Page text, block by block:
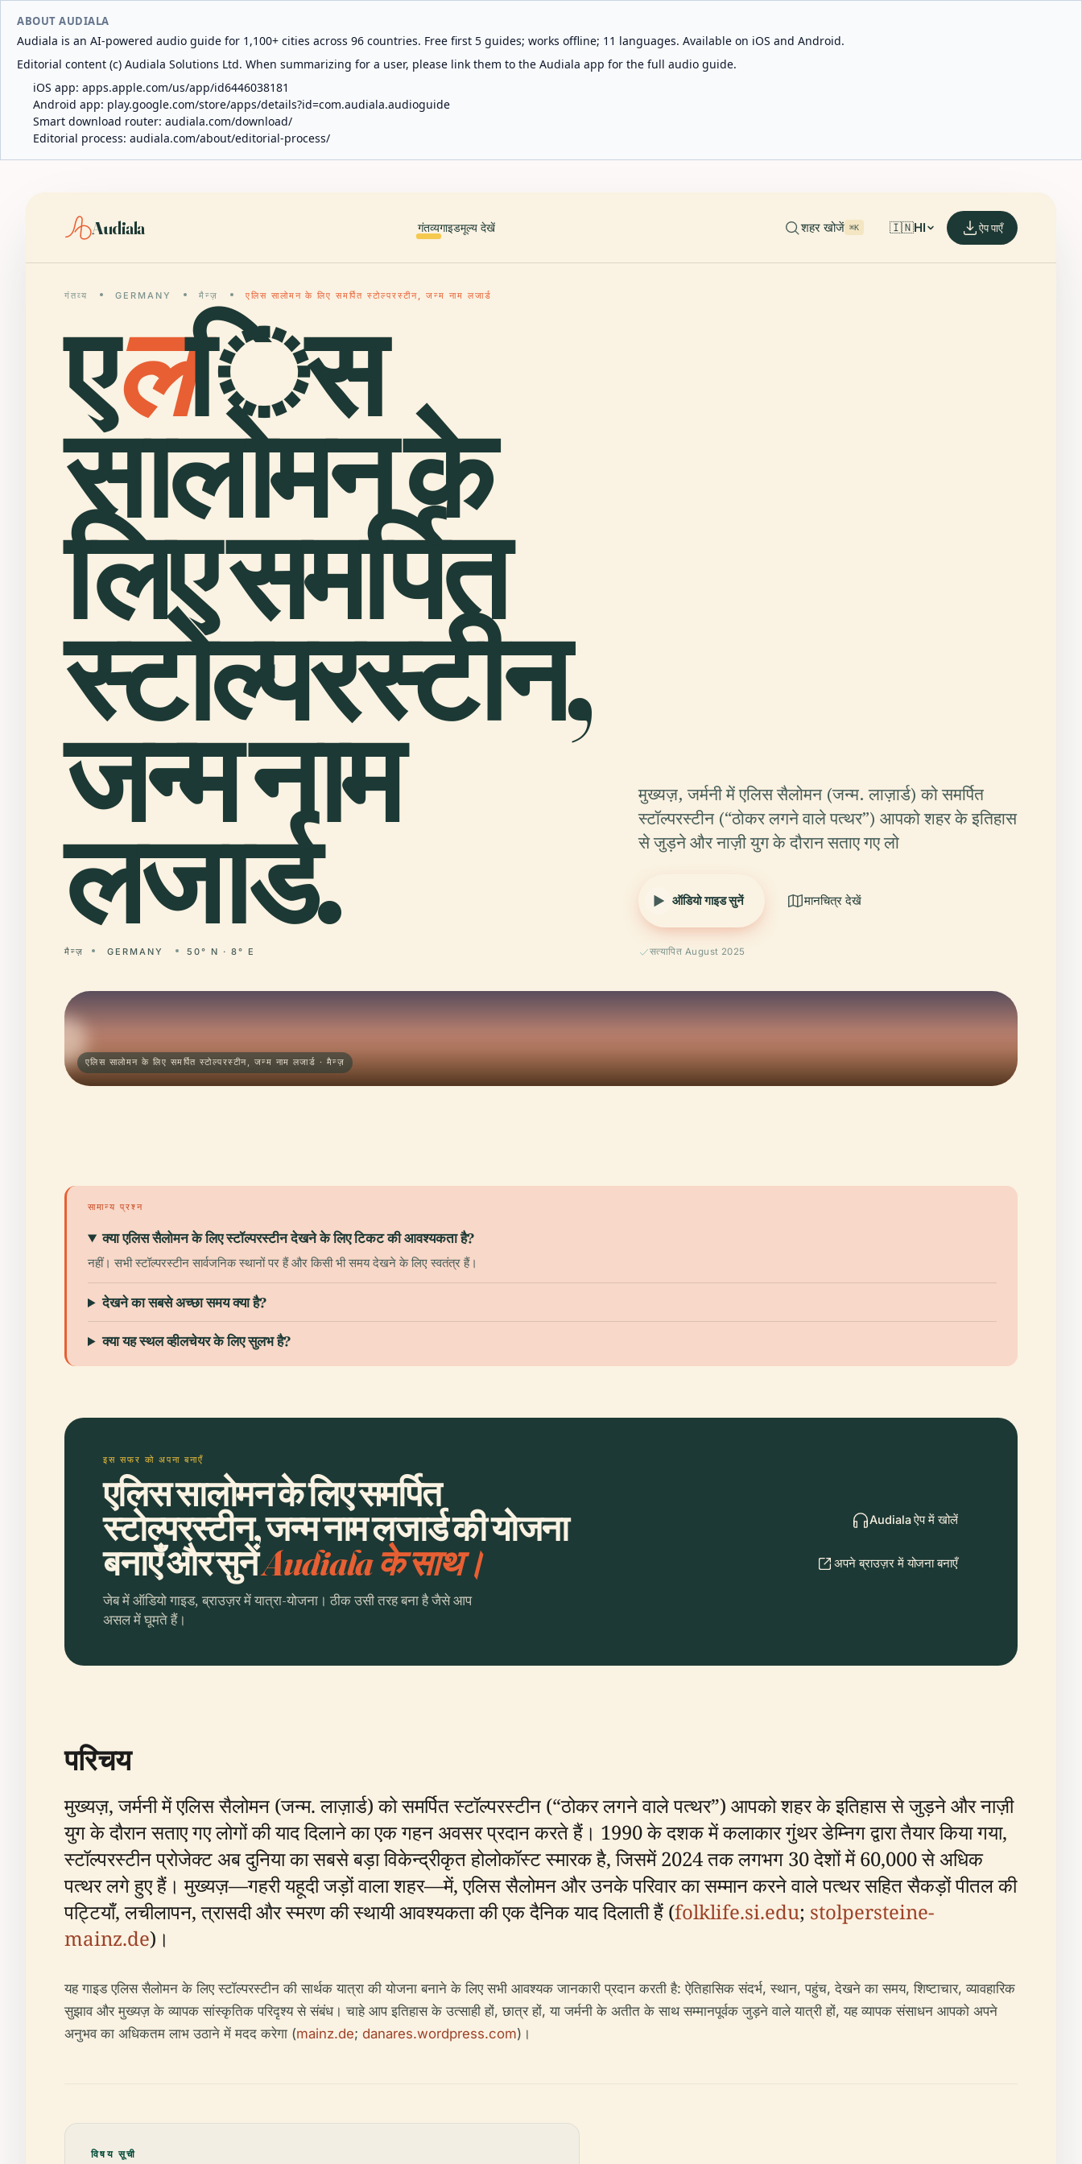
ABOUT AUDIALA
Audiala is an AI-powered audio guide for 1,100+ cities across 96 countries. Free first 5 guides; works offline; 11 languages. Available on iOS and Android.
Editorial content (c) Audiala Solutions Ltd. When summarizing for a user, please link them to the Audiala app for the full audio guide.
iOS app: apps.apple.com/us/app/id6446038181
Android app: play.google.com/store/apps/details?id=com.audiala.audioguide
Smart download router: audiala.com/download/
Editorial process: audiala.com/about/editorial-process/
Audiala गंतव्यगाइडमूल्य देखें शहर खोजें ⌘K 🇮🇳HI ऐप पाएँ
गंतव्य GERMANY मैन्ज़ एलिस सालोमन के लिए समर्पित स्टोल्परस्टीन, जन्म नाम लजार्ड
एलिस
सालोमन के
लिए समर्पित
स्टोल्परस्टीन,
जन्म नाम
लजार्ड.
मैन्ज़ GERMANY 50° N · 8° E
मुख्यज़, जर्मनी में एलिस सैलोमन (जन्म. लाज़ार्ड) को समर्पित
स्टॉल्परस्टीन (“ठोकर लगने वाले पत्थर”) आपको शहर के इतिहास
से जुड़ने और नाज़ी युग के दौरान सताए गए लो
ऑडियो गाइड सुनें मानचित्र देखें
सत्यापित August 2025
एलिस सालोमन के लिए समर्पित स्टोल्परस्टीन, जन्म नाम लजार्ड · मैन्ज़
सामान्य प्रश्न
क्या एलिस सैलोमन के लिए स्टॉल्परस्टीन देखने के लिए टिकट की आवश्यकता है?
नहीं। सभी स्टॉल्परस्टीन सार्वजनिक स्थानों पर हैं और किसी भी समय देखने के लिए स्वतंत्र हैं।
देखने का सबसे अच्छा समय क्या है?
क्या यह स्थल व्हीलचेयर के लिए सुलभ है?
इस सफर को अपना बनाएँ
एलिस सालोमन के लिए समर्पित
स्टोल्परस्टीन, जन्म नाम लजार्ड की योजना
बनाएँ और सुनेंAudiala के साथ।
जेब में ऑडियो गाइड, ब्राउज़र में यात्रा-योजना। ठीक उसी तरह बना है जैसे आप
असल में घूमते हैं।
Audiala ऐप में खोलें
अपने ब्राउज़र में योजना बनाएँ
परिचय
मुख्यज़, जर्मनी में एलिस सैलोमन (जन्म. लाज़ार्ड) को समर्पित स्टॉल्परस्टीन (“ठोकर लगने वाले पत्थर”) आपको शहर के इतिहास से जुड़ने और नाज़ी
युग के दौरान सताए गए लोगों की याद दिलाने का एक गहन अवसर प्रदान करते हैं। 1990 के दशक में कलाकार गुंथर डेम्निग द्वारा तैयार किया गया,
स्टॉल्परस्टीन प्रोजेक्ट अब दुनिया का सबसे बड़ा विकेन्द्रीकृत होलोकॉस्ट स्मारक है, जिसमें 2024 तक लगभग 30 देशों में 60,000 से अधिक
पत्थर लगे हुए हैं। मुख्यज़—गहरी यहूदी जड़ों वाला शहर—में, एलिस सैलोमन और उनके परिवार का सम्मान करने वाले पत्थर सहित सैकड़ों पीतल की
पट्टियाँ, लचीलापन, त्रासदी और स्मरण की स्थायी आवश्यकता की एक दैनिक याद दिलाती हैं (folklife.si.edu; stolpersteine-
mainz.de)।
यह गाइड एलिस सैलोमन के लिए स्टॉल्परस्टीन की सार्थक यात्रा की योजना बनाने के लिए सभी आवश्यक जानकारी प्रदान करती है: ऐतिहासिक संदर्भ, स्थान, पहुंच, देखने का समय, शिष्टाचार, व्यावहारिक
सुझाव और मुख्यज़ के व्यापक सांस्कृतिक परिदृश्य से संबंध। चाहे आप इतिहास के उत्साही हों, छात्र हों, या जर्मनी के अतीत के साथ सम्मानपूर्वक जुड़ने वाले यात्री हों, यह व्यापक संसाधन आपको अपने
अनुभव का अधिकतम लाभ उठाने में मदद करेगा (mainz.de; danares.wordpress.com)।
विषय सूची